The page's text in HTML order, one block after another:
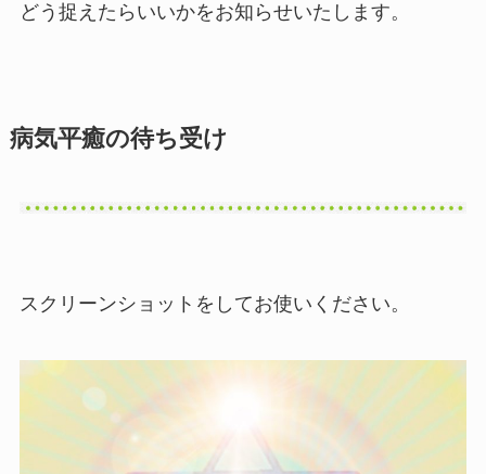
どう捉えたらいいかをお知らせいたします。
病気平癒の待ち受け
スクリーンショットをしてお使いください。